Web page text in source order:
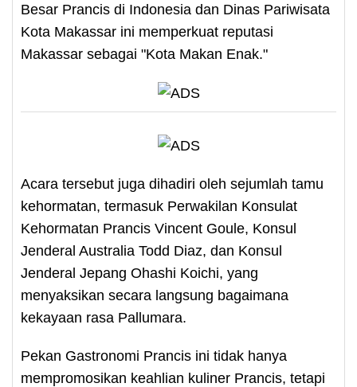
Besar Prancis di Indonesia dan Dinas Pariwisata
Kota Makassar ini memperkuat reputasi
Makassar sebagai "Kota Makan Enak."
Acara tersebut juga dihadiri oleh sejumlah tamu
kehormatan, termasuk Perwakilan Konsulat
Kehormatan Prancis Vincent Goule, Konsul
Jenderal Australia Todd Diaz, dan Konsul
Jenderal Jepang Ohashi Koichi, yang
menyaksikan secara langsung bagaimana
kekayaan rasa Pallumara.
Pekan Gastronomi Prancis ini tidak hanya
mempromosikan keahlian kuliner Prancis, tetapi